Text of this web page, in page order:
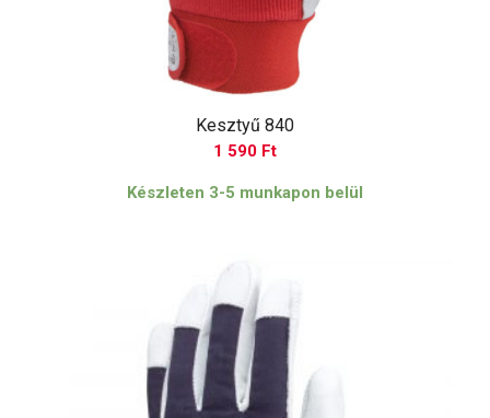
Kesztyű 840
1 590 Ft
Készleten 3-5 munkapon belül